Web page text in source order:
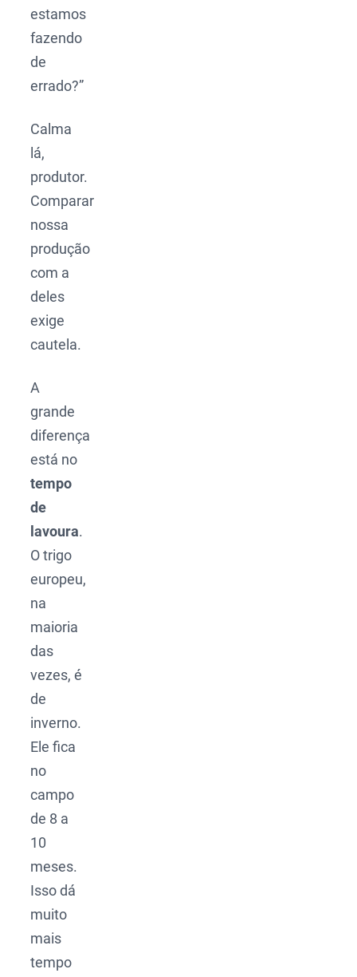
estamos
fazendo
de
errado?”
Calma
lá,
produtor.
Comparar
nossa
produção
com a
deles
exige
cautela.
A
grande
diferença
está no
tempo
de
lavoura.
O trigo
europeu,
na
maioria
das
vezes, é
de
inverno.
Ele fica
no
campo
de 8 a
10
meses.
Isso dá
muito
mais
tempo